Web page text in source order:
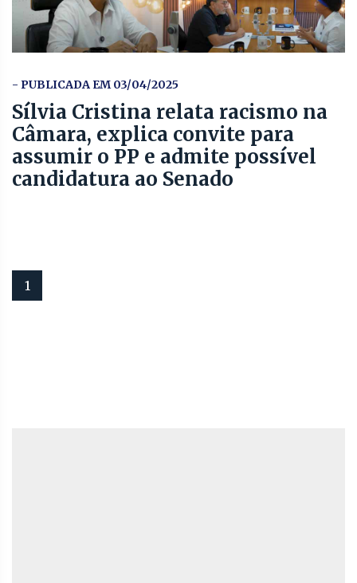
- PUBLICADA EM 03/04/2025
Sílvia Cristina relata racismo na
Câmara, explica convite para
assumir o PP e admite possível
candidatura ao Senado
1